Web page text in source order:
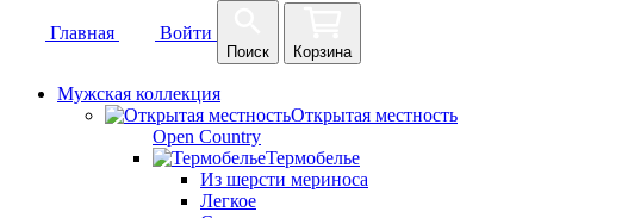
Главная Войти
Поиск Корзина
Мужская коллекция
Открытая местность
Open Country
Термобелье
Из шерсти мериноса
Легкое